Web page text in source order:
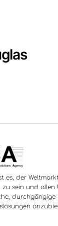
es, der
zu sein und allen
durchgängige